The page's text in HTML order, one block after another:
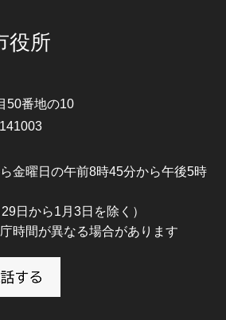
役所
50番地の10
金曜日の午前8時45分から午後5時
日から1月3日を除く）
時間が異なる場合があります